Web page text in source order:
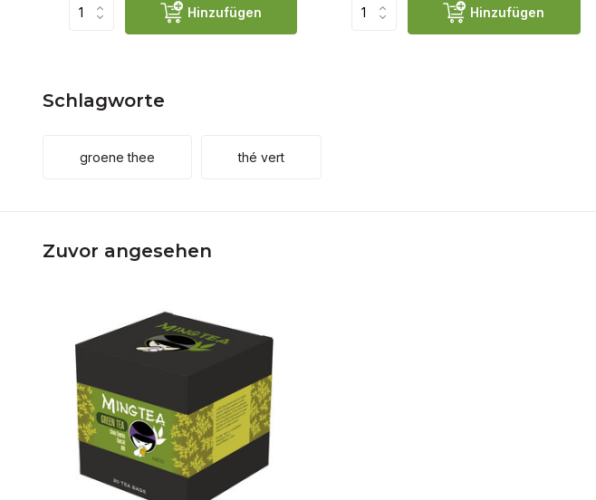
Hinzufügen Hinzufügen
Schlagworte
groene thee thé vert
Zuvor angesehen